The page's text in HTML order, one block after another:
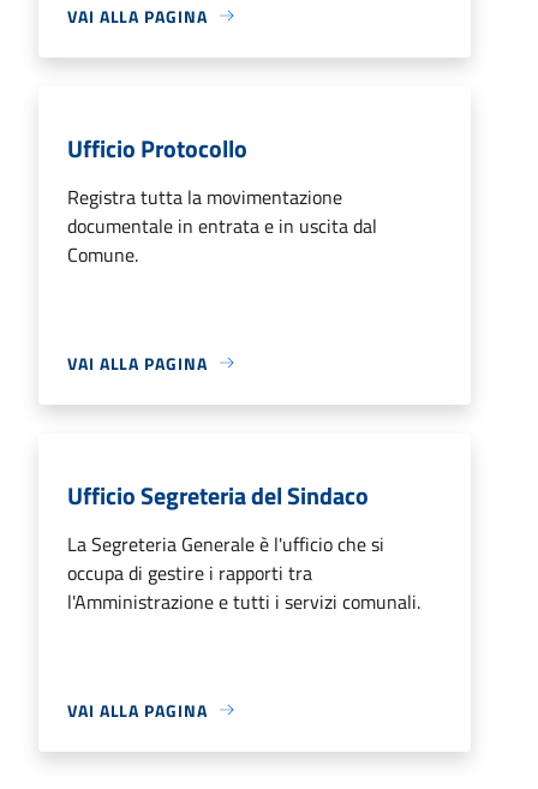
VAI ALLA PAGINA
Ufficio Protocollo
Registra tutta la movimentazione
documentale in entrata e in uscita dal
Comune.
VAI ALLA PAGINA
Ufficio Segreteria del Sindaco
La Segreteria Generale è l'ufficio che si
occupa di gestire i rapporti tra
l'Amministrazione e tutti i servizi comunali.
VAI ALLA PAGINA